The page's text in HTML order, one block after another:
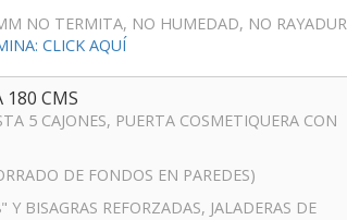
NO TERMITA, NO HUMEDAD, NO
CLICK AQUÍ
180 CMS
5 CAJONES, PUERTA COSMETIQUERA CON
DE FONDOS EN PAREDES)
BISAGRAS REFORZADAS, JALADERAS DE